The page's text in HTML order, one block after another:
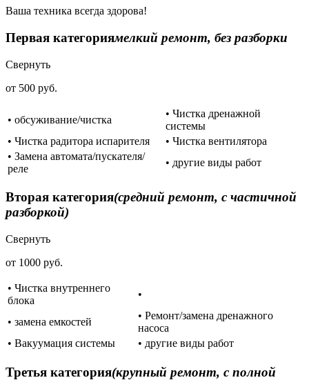
Ваша техника всегда здорова!
Первая категориямелкий ремонт, без разборки
Свернуть
от 500 руб.
• обсуживание/чистка
• Чистка дренажной
системы
• Чистка радитора испарителя
• Чистка вентилятора
• Замена автомата/пускателя/
реле
• другие виды работ
Вторая категория(средний ремонт, с частичной
разборкой)
Свернуть
от 1000 руб.
• Чистка внутреннего
блока
•
• замена емкостей
• Ремонт/замена дренажного
насоса
• Вакуумация системы
• другие виды работ
Третья категория(крупный ремонт, с полной